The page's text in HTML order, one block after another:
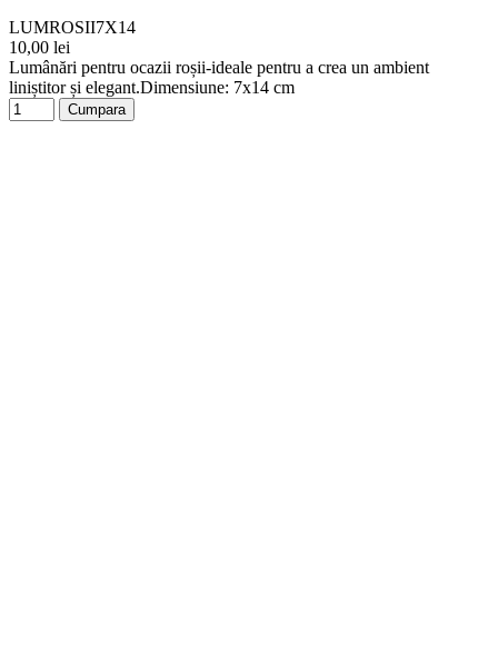
LUMROSII7X14
10,00 lei
Lumânări pentru ocazii roșii-ideale pentru a crea un ambient
liniștitor și elegant.Dimensiune: 7x14 cm
Cumpara